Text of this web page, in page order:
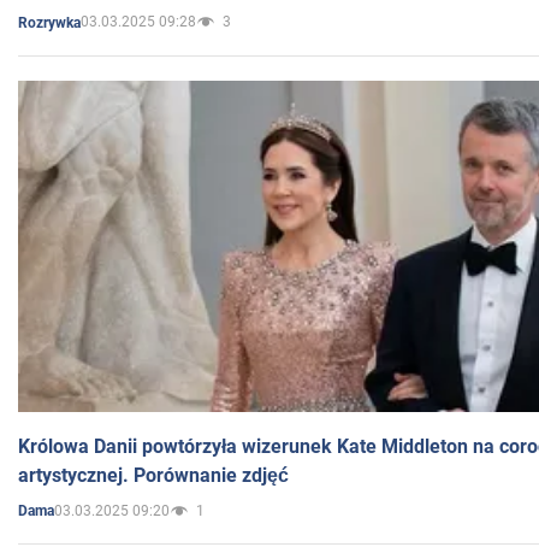
Rozrywka03.03.2025 09:28 3
Królowa Danii powtórzyła wizerunek Kate Middleton na
artystycznej. Porównanie zdjęć
Dama03.03.2025 09:20 1